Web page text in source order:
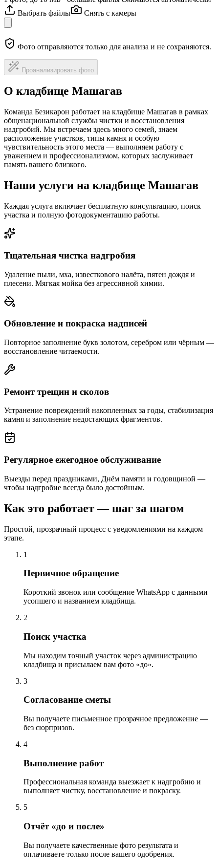
Выбрать файлы
Снять с камеры
Фото отправляются только для анализа и не сохраняются.
Проанализировать фото
О кладбище Машагав
Команда Безикарон работает на кладбище Машагав в рамках
общенациональной службы чистки и восстановления
надгробий. Мы встречаем здесь много семей, знаем
расположение участков, типы камня и особую
чувствительность этого места — выполняем работу с
уважением и профессионализмом, которых заслуживает
память вашего близкого.
Наши услуги на кладбище Машагав
Каждая услуга включает бесплатную консультацию, поиск
участка и полную фотодокументацию работы.
Тщательная чистка надгробия
Удаление пыли, мха, известкового налёта, пятен дождя и
плесени. Мягкая мойка без агрессивной химии.
Обновление и покраска надписей
Повторное заполнение букв золотом, серебром или чёрным —
восстановление читаемости.
Ремонт трещин и сколов
Устранение повреждений накопленных за годы, стабилизация
камня и заполнение недостающих фрагментов.
Регулярное ежегодное обслуживание
Выезды перед праздниками, Днём памяти и годовщиной —
чтобы надгробие всегда было достойным.
Как это работает — шаг за шагом
Простой, прозрачный процесс с уведомлениями на каждом
этапе.
1
Первичное обращение
Короткий звонок или сообщение WhatsApp с данными
усопшего и названием кладбища.
2
Поиск участка
Мы находим точный участок через администрацию
кладбища и присылаем вам фото «до».
3
Согласование сметы
Вы получаете письменное прозрачное предложение —
без сюрпризов.
4
Выполнение работ
Профессиональная команда выезжает к надгробию и
выполняет чистку, восстановление и покраску.
5
Отчёт «до и после»
Вы получаете качественные фото результата и
оплачиваете только после вашего одобрения.